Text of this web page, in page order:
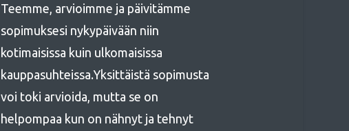
Teemme, arvioimme ja päivitämme
sopimuksesi nykypäivään niin
kotimaisissa kuin ulkomaisissa
kauppasuhteissa.Yksittäistä sopimusta
voi toki arvioida, mutta se on
helpompaa kun on nähnyt ja tehnyt